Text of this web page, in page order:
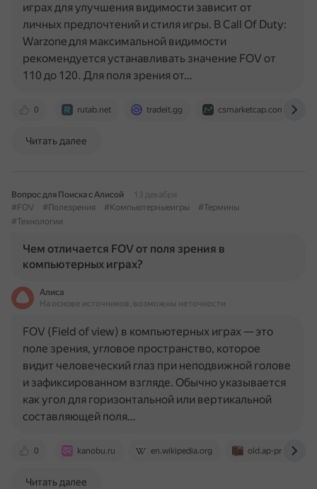
0 rutab.net tradeit.gg csmarketcap.com
играх для улучшения видимости зависит от
личных предпочтений и стиля игры. В Call Of Duty:
Warzone для максимальной видимости
рекомендуется устанавливать значение FOV от
110 до 120. Для поля зрения от…
Читать далее
Вопрос для Поиска с Алисой
13 декабря
#FOV
#Полезрения #Компьютерныеигры
#Термины
#Технологии
Чем отличается FOV от поля зрения в
компьютерных играх?
Алиса
На основе источников, возможны неточности
0 kanobu.ru en.wikipedia.org old.ap-pro.ru
FOV (Field of view) в компьютерных играх — это
поле зрения, угловое пространство, которое
видит человеческий глаз при неподвижной голове
и зафиксированном взгляде. Обычно указывается
как угол для горизонтальной или вертикальной
составляющей поля…
Читать далее